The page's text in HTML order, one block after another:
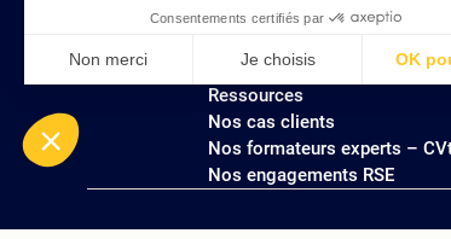
Consentements certifiés par
Non merci Je choisis OK
Plateforme de Gestion du Consentement :
Notre plateforme vous permet d'adapter et de gérer
Foire aux questions
Plan d'accès à nos centres
Ressources
Nos cas clients
Nos formateurs experts –
Nos engagements RSE